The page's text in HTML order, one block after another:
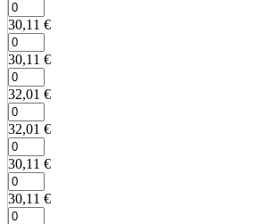
30,11 €
30,11 €
32,01 €
32,01 €
30,11 €
30,11 €